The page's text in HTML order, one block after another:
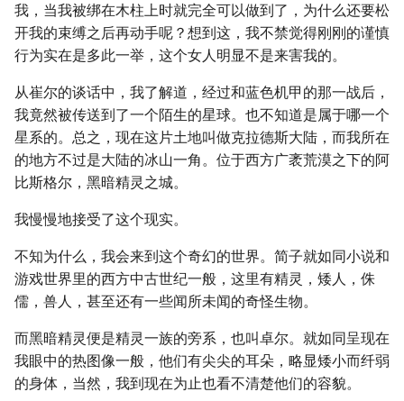
我，当我被绑在木柱上时就完全可以做到了，为什么还要松
开我的束缚之后再动手呢？想到这，我不禁觉得刚刚的谨慎
行为实在是多此一举，这个女人明显不是来害我的。
从崔尔的谈话中，我了解道，经过和蓝色机甲的那一战后，
我竟然被传送到了一个陌生的星球。也不知道是属于哪一个
星系的。总之，现在这片土地叫做克拉德斯大陆，而我所在
的地方不过是大陆的冰山一角。位于西方广袤荒漠之下的阿
比斯格尔，黑暗精灵之城。
我慢慢地接受了这个现实。
不知为什么，我会来到这个奇幻的世界。简子就如同小说和
游戏世界里的西方中古世纪一般，这里有精灵，矮人，侏
儒，兽人，甚至还有一些闻所未闻的奇怪生物。
而黑暗精灵便是精灵一族的旁系，也叫卓尔。就如同呈现在
我眼中的热图像一般，他们有尖尖的耳朵，略显矮小而纤弱
的身体，当然，我到现在为止也看不清楚他们的容貌。